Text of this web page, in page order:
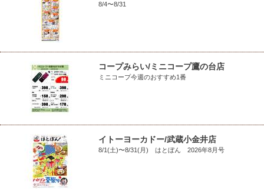
8/4〜8/31
コープみらい/ミニコープ鷹の台店
ミニコープ今週のおすすめ1番
イトーヨーカドー/武蔵小金井店
8/1(土)〜8/31(月) はとぼん 2026年8月号